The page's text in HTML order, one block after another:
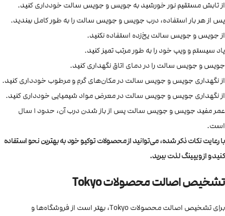
از تابش مستقیم نور خورشید به جویس و جویس سالت خودداری کنید.
پس از هر بار استفاده، درب جویس و جویس سالت را به طور کامل ببندید.
از جویس و جویس سالت یخ‌زده استفاده نکنید.
پاد سیستم و ویپ خود را به طور مرتب تمیز کنید.
جویس و جویس سالت را در دمای اتاق نگهداری کنید.
از نگهداری جویس و جویس سالت در مکان‌های گرم و مرطوب خودداری کنید.
از نگهداری جویس و جویس سالت در معرض مواد شیمیایی خودداری کنید.
عمر مفید جویس و جویس سالت پس از باز شدن درب آن، حدود 1 سال
است.
با رعایت نکات ذکر شده، می‌توانید از محصولات توکیو خود به بهترین نحو استفاده
کنید و از ویپینگ لذت ببرید.
تشخیص اصالت محصولات Tokyo
برای تشخیص اصالت محصولات Tokyo، بهتر است از فروشگاه‌ها و